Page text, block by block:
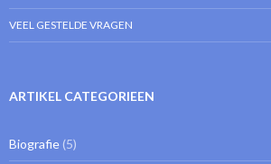
VEEL GESTELDE VRAGEN
ARTIKEL CATEGORIEEN
Biografie (5)